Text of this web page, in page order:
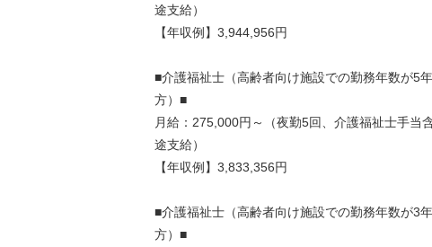
途支給）
【年収例】3,944,956円
■介護福祉士（高齢者向け施設での勤務年数が5
方）■
月給：275,000円～（夜勤5回、介護福祉士手当
途支給）
【年収例】3,833,356円
■介護福祉士（高齢者向け施設での勤務年数が3
方）■